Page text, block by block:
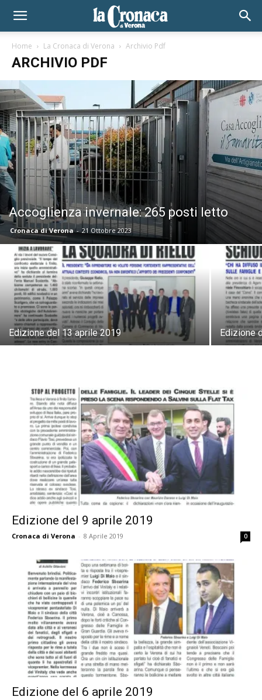
Home La Cronaca di Verona Archivio Pdf
ARCHIVIO PDF
Accoglienza invernale: 265 posti letto
Cronaca di Verona - 21 Ottobre 2023
Edizione del 13 aprile 2019 Edizione
Edizione del 9 aprile 2019
Cronaca di Verona - 8 Aprile 2019 0
Edizione del 6 aprile 2019